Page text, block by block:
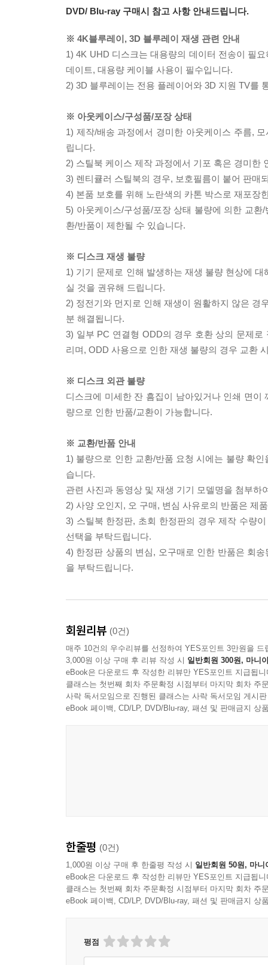
DVD/ Blu-ray 구매시 참고 사항 안내드립니다.
※ 4K블루레이, 3D 블루레이 재생 관련 안내
1) 4K UHD 디스크는 대용량의 데이터 전송이 필
데이트, 대용량 케이블 사용이 필수입니다.
2) 3D 블루레이는 전용 플레이어와 3D 지원 TV를
※ 아웃케이스/구성품/포장 상태
1) 제작/배송 과정에서 경미한 아웃케이스 주름,
립니다.
2) 스틸북 케이스 제작 과정에서 기포 혹은 경미한
3) 렌티큘러 스틸북의 경우, 보호필름이 붙어 판매
4) 본품 보호를 위해 노란색의 카톤 박스로 재포장
5) 아웃케이스/구성품/포장 상태 불량에 의한 교
환/반품이 제한될 수 있습니다.
※ 디스크 재생 불량
1) 기기 문제로 인해 발생하는 재생 불량 현상에
실 것을 권유해 드립니다.
2) 정전기와 먼지로 인해 재생이 원활하지 않은 경
분 해결됩니다.
3) 일부 PC 연결형 ODD의 경우 호환 상의 문제
리며, ODD 사용으로 인한 재생 불량의 경우 교환
※ 디스크 외관 불량
디스크에 미세한 잔 흠집이 남아있거나 인쇄 면
량으로 인한 반품/교환이 가능합니다.
※ 교환/반품 안내
1) 불량으로 인한 교환/반품 요청 시에는 불량 확
습니다.
관련 사진과 동영상 및 재생 기기 모델명을 첨부하
2) 사양 오인지, 오 구매, 변심 사유로의 반품은 제
3) 스틸북 한정판, 초회 한정판의 경우 제작 수량
선택을 부탁드립니다.
4) 한정판 상품의 변심, 오구매로 인한 반품은 회
을 부탁드립니다.
회원리뷰 (0건)
매주 10건의 우수리뷰를 선정하여 YES포인트 3만원을 드
3,000원 이상 구매 후 리뷰 작성 시 일반회원 300원, 마니
eBook은 다운로드 후 작성한 리뷰만 YES포인트 지급됩니
클래스는 첫번째 회차 주문확정 시점부터 마지막 회차 주
사락 독서모임으로 진행된 클래스는 사락 독서모임 게시
eBook 페이백, CD/LP, DVD/Blu-ray, 패션 및 판매금지 상
한줄평 (0건)
1,000원 이상 구매 후 한줄평 작성 시 일반회원 50원, 마니
eBook은 다운로드 후 작성한 리뷰만 YES포인트 지급됩니
클래스는 첫번째 회차 주문확정 시점부터 마지막 회차 주
eBook 페이백, CD/LP, DVD/Blu-ray, 패션 및 판매금지 상
평점